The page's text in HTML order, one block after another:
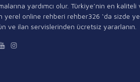
yardımcı olur. Türkiye’nin en kaliteli
yerel online rehberi rehber326 ‘da sizde
ve ilan servislerinden ücretsiz yararlanın.